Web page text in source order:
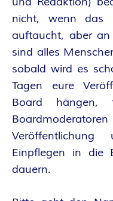
K
E
L
–
D
E
R
nicht, wenn das
auftaucht, aber
sind alles
sobald wird es
Tagen eure
Board
Einpflegen in die
dauern.